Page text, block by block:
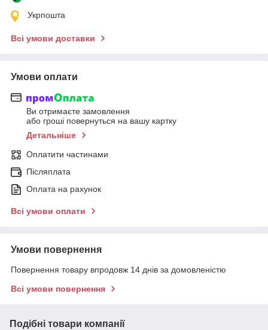
Укрпошта
Всі умови доставки
Умови оплати
Ви отримаєте замовлення
або гроші повернуться на вашу картку
Детальніше
Оплатити частинами
Післяплата
Оплата на рахунок
Всі умови оплати
Умови повернення
Повернення товару впродовж 14 днів за домовленістю
Всі умови повернення
Подібні товари компанії